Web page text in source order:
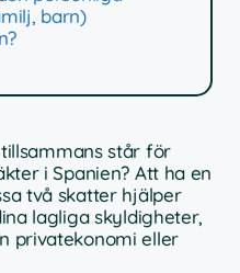
barn)
står för
i Spanien? Att ha en
två skatter hjälper
lagliga skyldigheter,
privatekonomi eller